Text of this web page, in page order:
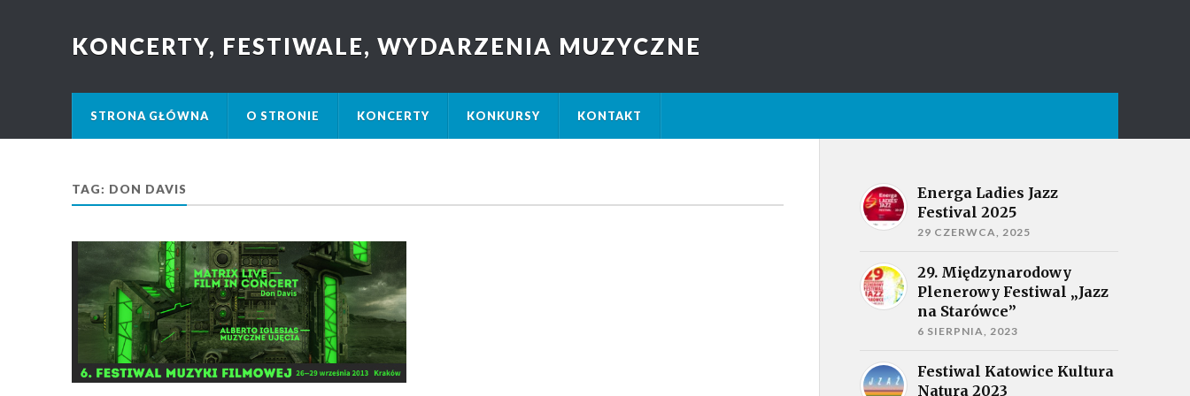
KONCERTY, FESTIWALE, WYDARZENIA MUZYCZNE
STRONA GŁÓWNA O STRONIE KONCERTY KONKURSY KONTAKT
TAG: DON DAVIS
Energa Ladies Jazz
Festival 2025
29 CZERWCA, 2025
29. Międzynarodowy
Plenerowy Festiwal „Jazz
na Starówce”
6 SIERPNIA, 2023
Festiwal Katowice Kultura
Natura 2023